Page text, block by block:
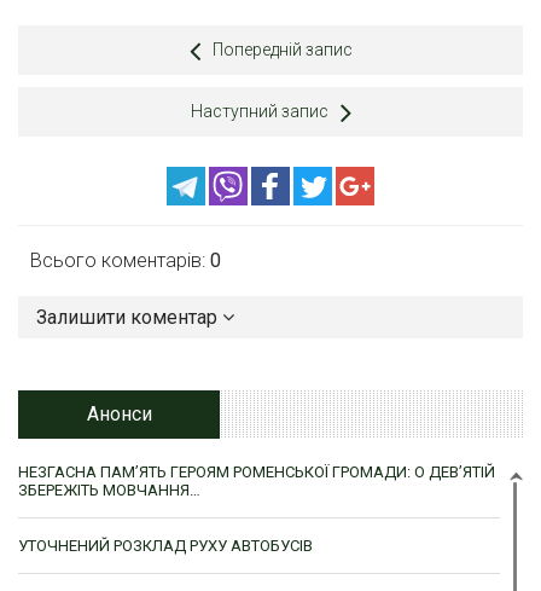
Попередній запис
Наступний запис
Всього коментарів: 0
Залишити коментар
Анонси
НЕЗГАСНА ПАМ’ЯТЬ ГЕРОЯМ РОМЕНСЬКОЇ ГРОМАДИ: О ДЕВ’ЯТІЙ
ЗБЕРЕЖІТЬ МОВЧАННЯ…
УТОЧНЕНИЙ РОЗКЛАД РУХУ АВТОБУСІВ